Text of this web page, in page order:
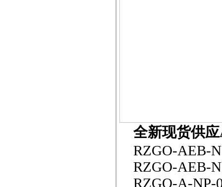
全新现货供
RZGO-AEB-
RZGO-AEB-
RZGO-A-NP-